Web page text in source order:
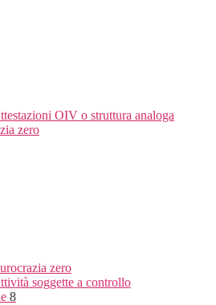
OIV o struttura analoga
zero
zero
soggette a controllo
8